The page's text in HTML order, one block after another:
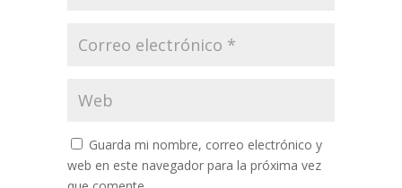
Guarda mi nombre, correo electrónico y
web en este navegador para la próxima vez